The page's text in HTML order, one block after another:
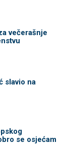
večerašnje
slavio na
se osjećam